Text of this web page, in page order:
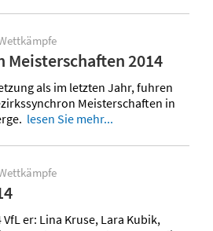
Meisterschaften 2014
als im letzten Jahr, fuhren
Meisterschaften in
lesen Sie mehr...
er: Lina Kruse, Lara Kubik,